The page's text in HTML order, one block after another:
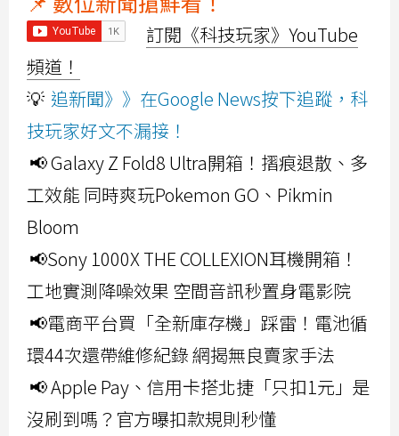
訂閱《科技玩家》YouTube
頻道！
💡 追新聞》》在Google News按下追蹤，科
技玩家好文不漏接！
📢 Galaxy Z Fold8 Ultra開箱！摺痕退散、多
工效能 同時爽玩Pokemon GO、Pikmin
Bloom
📢Sony 1000X THE COLLEXION耳機開箱！
工地實測降噪效果 空間音訊秒置身電影院
📢電商平台買「全新庫存機」踩雷！電池循
環44次還帶維修紀錄 網揭無良賣家手法
📢 Apple Pay、信用卡搭北捷「只扣1元」是
沒刷到嗎？官方曝扣款規則秒懂